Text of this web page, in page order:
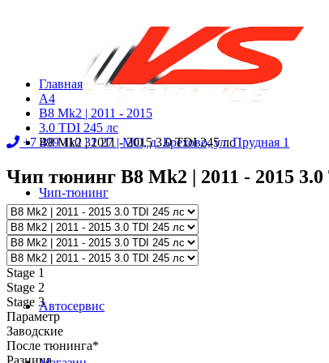
+7 499 110 31 27 |МО, д. Брехово, ул. Прудная 1
Чип-тюнинг
Диностенд
Автосервис
Главная
A4
B8 Mk2 | 2011 - 2015
3.0 TDI 245 лс
B8 Mk2 | 2011 - 2015 3.0 TDI 245 лс
Чип тюнинг B8 Mk2 | 2011 - 2015 3.0
Stage 1
Stage 2
Stage 3
Параметр
Заводские
После тюнинга*
Разница